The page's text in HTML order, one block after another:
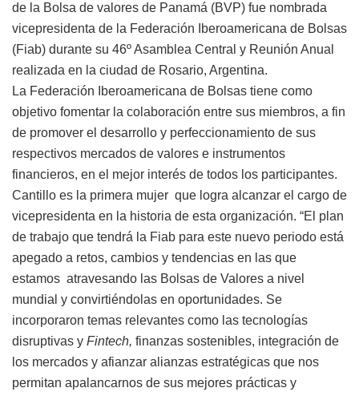
de la Bolsa de valores de Panamá (BVP) fue nombrada
vicepresidenta de la Federación Iberoamericana de Bolsas
(Fiab) durante su 46º Asamblea Central y Reunión Anual
realizada en la ciudad de Rosario, Argentina.
La Federación Iberoamericana de Bolsas tiene como
objetivo fomentar la colaboración entre sus miembros, a fin
de promover el desarrollo y perfeccionamiento de sus
respectivos mercados de valores e instrumentos
financieros, en el mejor interés de todos los participantes.
Cantillo es la primera mujer que logra alcanzar el cargo de
vicepresidenta en la historia de esta organización. “El plan
de trabajo que tendrá la Fiab para este nuevo periodo está
apegado a retos, cambios y tendencias en las que
estamos atravesando las Bolsas de Valores a nivel
mundial y convirtiéndolas en oportunidades. Se
incorporaron temas relevantes como las tecnologías
disruptivas y Fintech, finanzas sostenibles, integración de
los mercados y afianzar alianzas estratégicas que nos
permitan apalancarnos de sus mejores prácticas y